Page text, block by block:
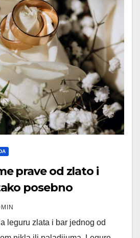
prave od zlato i
posebno
leguru zlata i bar jednog od